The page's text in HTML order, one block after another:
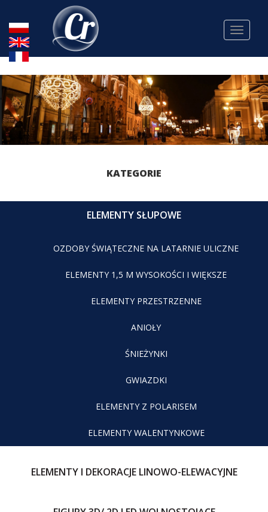
Toggle
KATEGORIE
ELEMENTY SŁUPOWE
OZDOBY ŚWIĄTECZNE NA LATARNIE ULICZNE
ELEMENTY 1,5 M WYSOKOŚCI I WIĘKSZE
ELEMENTY PRZESTRZENNE
ANIOŁY
ŚNIEŻYNKI
GWIAZDKI
ELEMENTY Z POLARISEM
ELEMENTY WALENTYNKOWE
ELEMENTY I DEKORACJE LINOWO-ELEWACYJNE